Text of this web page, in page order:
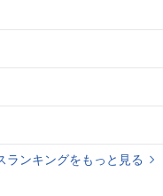
ランキングをもっと見る